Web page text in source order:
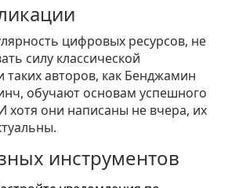
цифровых ресурсов, не
силу классической
таких авторов, как Бенджамин
обучают основам успешного
хотя они написаны не вчера, их
инструментов